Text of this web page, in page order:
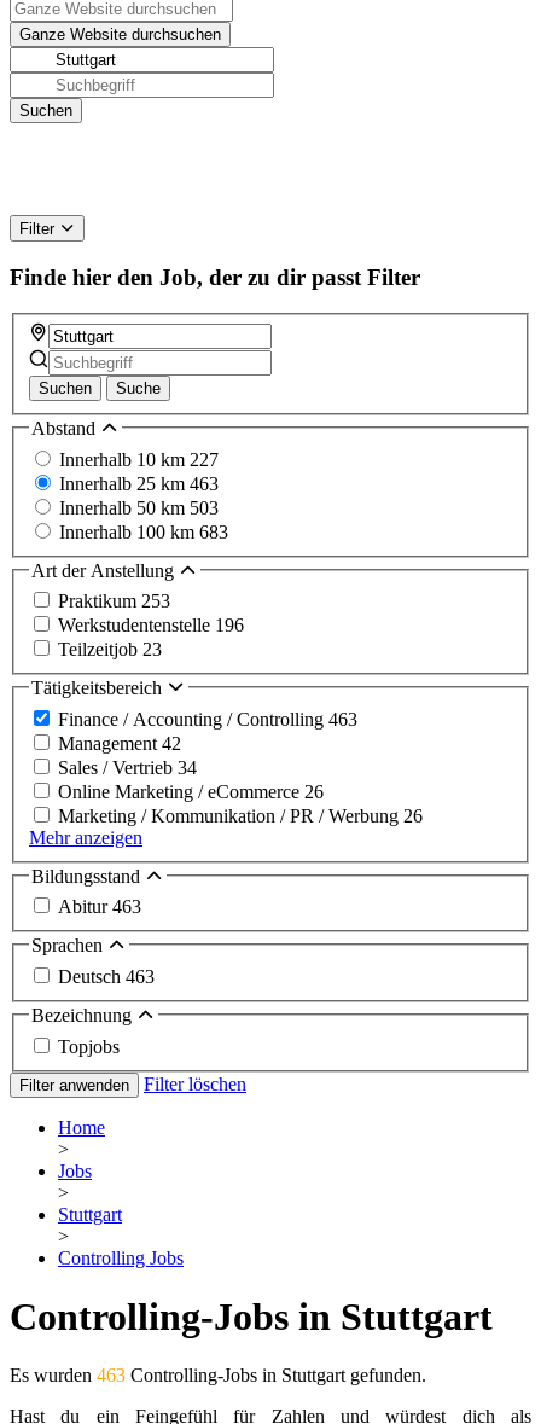
Filter
Finde hier den Job, der zu dir passt Filter
Suchen Suche
Abstand
Innerhalb 10 km 227
Innerhalb 25 km 463
Innerhalb 50 km 503
Innerhalb 100 km 683
Art der Anstellung
Praktikum 253
Werkstudentenstelle 196
Teilzeitjob 23
Tätigkeitsbereich
Finance / Accounting / Controlling 463
Management 42
Sales / Vertrieb 34
Online Marketing / eCommerce 26
Marketing / Kommunikation / PR / Werbung 26
Mehr anzeigen
Bildungsstand
Abitur463
Sprachen
Deutsch 463
Bezeichnung
Topjobs
Filter anwenden Filter löschen
Home
>
Jobs
>
Stuttgart
>
Controlling Jobs
Controlling-Jobs in Stuttgart
Es wurden 463 Controlling-Jobs in Stuttgart gefunden.
Hast du ein Feingefühl für Zahlen und würdest dich als